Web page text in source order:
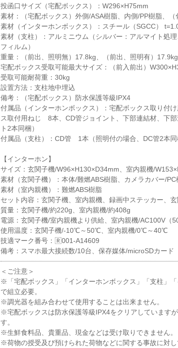
投函口サイズ（宅配ボックス）：W296×H75mm
素材：（宅配ボックス）外側/ASA樹脂、内側/PP樹脂、
素材（インターホンボックス）：スチール（SGCC）
素材（支柱）：アルミニウム（シルバー：アルマイト処
フィルム）
重量：（前出、照明無）17.8kg、（前出、照明有）
宅配ボックス受取可能最大サイズ：（前入前出）
受取可能耐荷重：30kg
設置方法：支柱地中埋込
備考：（宅配ボックス）防水保護等級IPX4
付属品（インターホンボックス）：宅配ボックス取り
ス取付用ねじ 8本、CD管ジョイント、下部連結材、下
ト2本同梱）
付属品（支柱）：CD管 1本（照明付の場合、DC管2本同
【インターホン】
サイズ：玄関子機/W96×H130×D34mm、室内親機/
素材（玄関子機）：本体/難燃ABS樹脂、カメラカバー/PC
素材（室内親機）：難燃ABS樹脂
セット内容：玄関子機、室内親機、録画中ステッカー、
質量：玄関子機/約220g、室内親機/約408g
電源：玄関子機/室内親機より供給、室内親機/AC100V（
使用温度：玄関子機/-10℃～50℃、室内親機/0℃～40℃
技適マーク番号：🅁001-A14609
備考：スマホ最大接続数/10台、保存媒体/microSDカード
＜ご注意＞
※「宅配ボックス」「インターホンボックス」「支柱」
で組立必要。
※調光器を組み合わせて使用することは出来ません。
※宅配ボックスは防水保護等級IPX4をクリアしています
す。
※生鮮食料品、貴重品、現金などは受け取りできません。
※荷物の授受及び預けられた荷物などに関する事故に対し